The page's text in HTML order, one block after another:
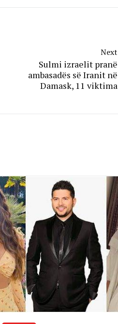
Next
Sulmi izraelit pranë
ambasadës së Iranit në
Damask, 11 viktima